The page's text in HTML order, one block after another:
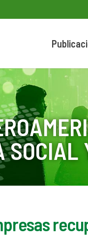
SOCIAL